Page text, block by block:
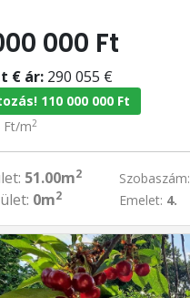
000 Ft
€ ár: 290 055 €
110 000 000 Ft
Ft/m2
51.00m2
0m2
Szobaszám:
Emelet: 4.